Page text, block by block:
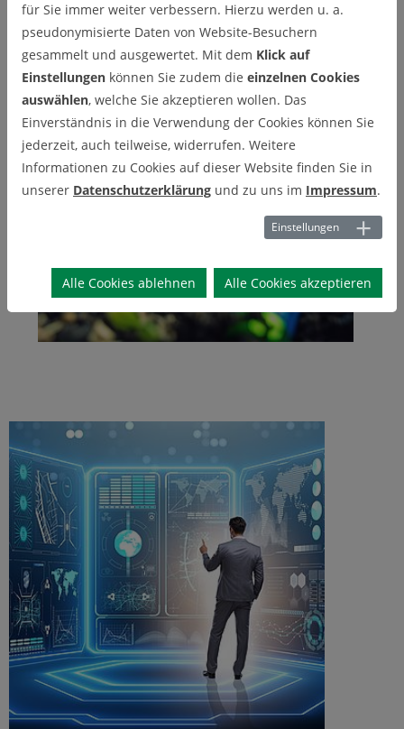
für Sie immer weiter verbessern. Hierzu werden u. a.
pseudonymisierte Daten von Website-Besuchern
gesammelt und ausgewertet. Mit dem Klick auf
Einstellungen können Sie zudem die einzelnen Cookies
auswählen, welche Sie akzeptieren wollen. Das
Einverständnis in die Verwendung der Cookies können Sie
jederzeit, auch teilweise, widerrufen. Weitere
Informationen zu Cookies auf dieser Website finden Sie in
unserer Datenschutzerklärung und zu uns im Impressum.
Einstellungen
Alle Cookies ablehnen Alle Cookies akzeptieren